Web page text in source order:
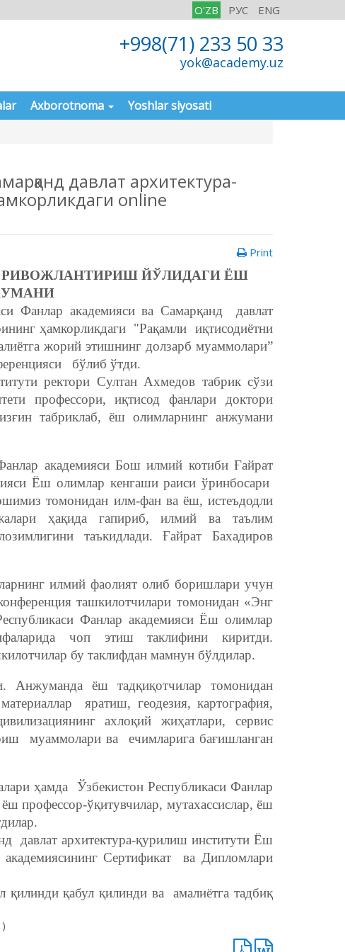
O'ZB РУС ENG
+998(71) 233 50 33
yok@academy.uz
Axborotnoma Yoshlar siyosati
давлат архитектура-
online
Print
ЙЎЛИДАГИ ЁШ
Фанлар академияси ва Самарқанд давлат
ҳамкорликдаги "Рақамли иқтисодиётни
жорий этишнинг долзарб муаммолари”
бўлиб ўтди.
ректори Султан Ахмедов табрик сўзи
профессори, иқтисод фанлари доктори
табриклаб, ёш олимларнинг анжумани
академияси Бош илмий котиби Ғайрат
Ёш олимлар кенгаши раиси ўринбосари
томонидан илм-фан ва ёш, истеъдодли
ҳақида гапириб, илмий ва таълим
таъкидлади. Ғайрат Бахадиров
илмий фаолият олиб боришлари учун
ташкилотчилари томонидан «Энг
Фанлар академияси Ёш олимлар
чоп этиш таклифини киритди.
бу таклифдан мамнун бўлдилар.
Анжуманда ёш тадқиқотчилар томонидан
яратиш, геодезия, картография,
ахлоқий жиҳатлари, сервис
муаммолари ва ечимларига бағишланган
ҳамда Ўзбекистон Республикаси Фанлар
профессор-ўқитувчилар, мутахассислар, ёш
давлат архитектура-қурилиш институти Ёш
Сертификат ва Дипломлари
қабул қилинди ва амалиётга тадбиқ